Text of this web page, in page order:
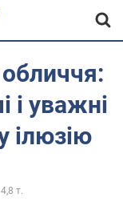
обличчя:
і уважні
ілюзію
4,8 т.